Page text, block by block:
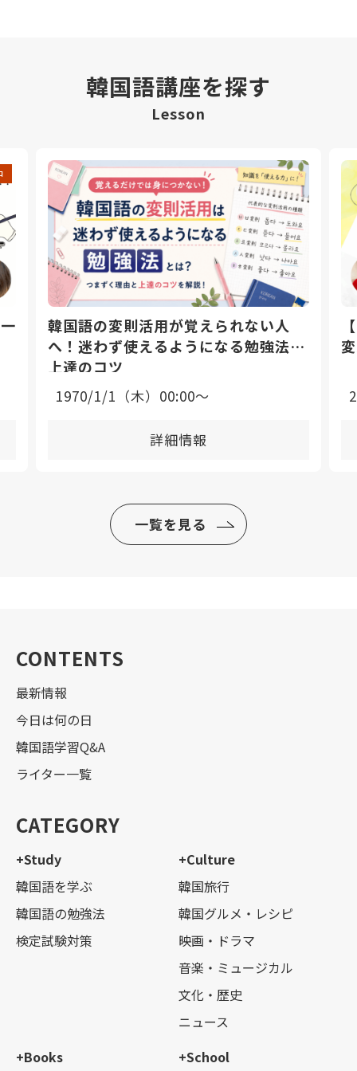
韓国語講座を探す
Lesson
韓国語の変則活用が覚えられない人
へ！迷わず使えるようになる勉強法と
上達のコツ
1970/1/1（木）00:00〜
詳細情報
一覧を見る
CONTENTS
最新情報
今日は何の日
韓国語学習Q&A
ライター一覧
CATEGORY
+Study
韓国語を学ぶ
韓国語の勉強法
検定試験対策
+Culture
韓国旅行
韓国グルメ・レシピ
映画・ドラマ
音楽・ミュージカル
文化・歴史
ニュース
+Books
+School